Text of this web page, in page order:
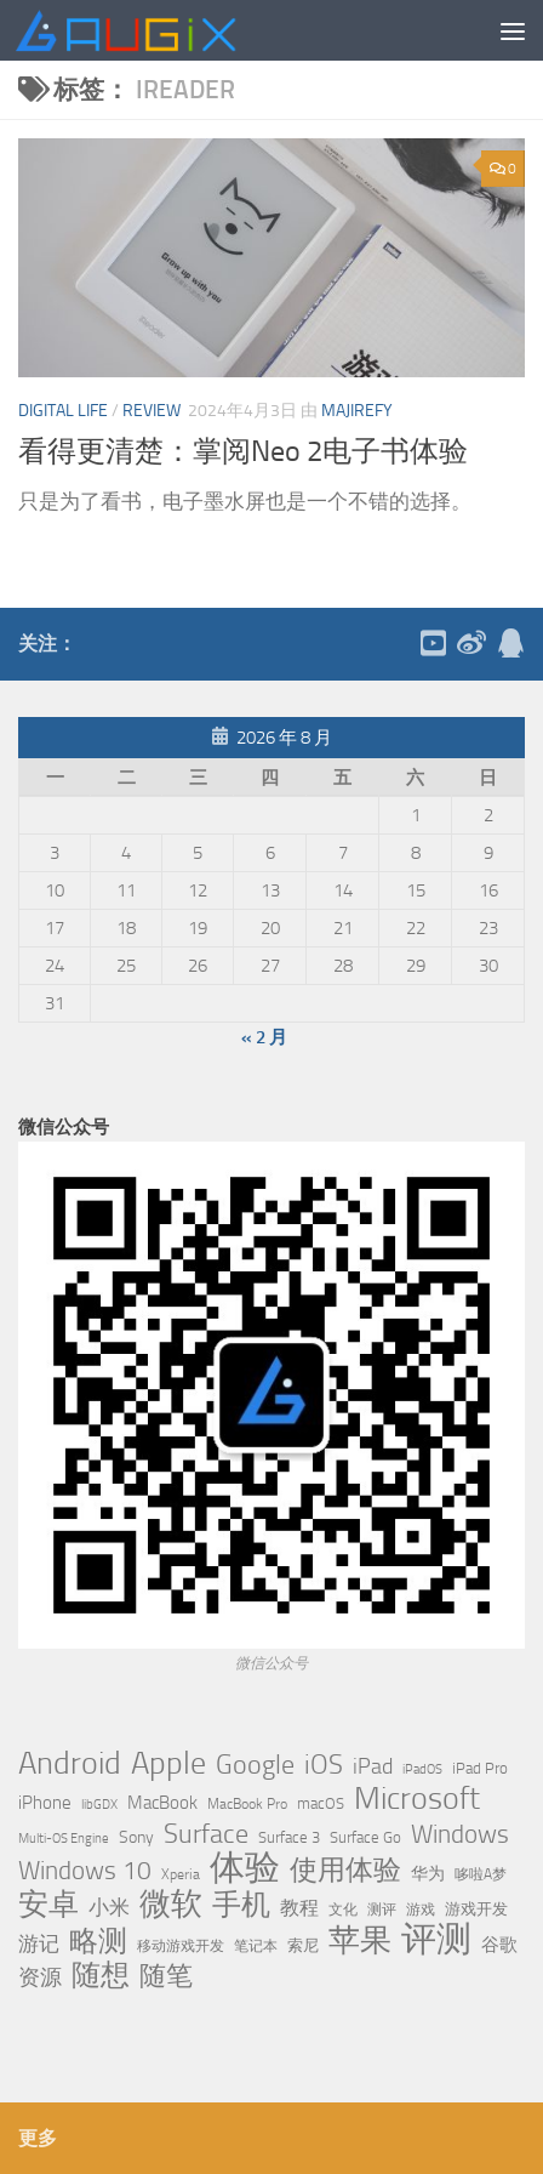
跳至内容
标签： IREADER
0
DIGITAL LIFE / REVIEW 2024年4月3日 由 MAJIREFY
看得更清楚：掌阅Neo 2电子书体验
只是为了看书，电子墨水屏也是一个不错的选择。
关注：
2026 年 8 月
一
二 三 四 五 六
日
1
2
3
4 5 6 7 8
9
10
11 12 13 14 15
16
17
18 19 20 21 22
23
24
25 26 27 28 29
30
31
« 2 月
微信公众号
微信公众号
Android Apple Google iOS iPad iPadOS iPad Pro
iPhone libGDX MacBook MacBook Pro macOS Microsoft
Multi-OS Engine Sony Surface Surface 3 Surface Go Windows
Windows 10 Xperia 体验 使用体验 华为 哆啦A梦
安卓 小米 微软 手机 教程 文化 测评 游戏 游戏开发
游记 略测 移动游戏开发 笔记本 索尼 苹果 评测 谷歌
资源 随想 随笔
更多